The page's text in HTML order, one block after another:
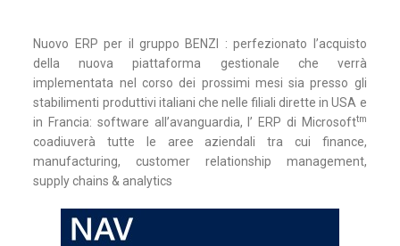
Nuovo ERP per il gruppo BENZI : perfezionato l’acquisto
della nuova piattaforma gestionale che verrà
implementata nel corso dei prossimi mesi sia presso gli
stabilimenti produttivi italiani che nelle filiali dirette in USA e
in Francia: software all’avanguardia, l’ ERP di Microsofttm
coadiuverà tutte le aree aziendali tra cui finance,
manufacturing, customer relationship management,
supply chains & analytics